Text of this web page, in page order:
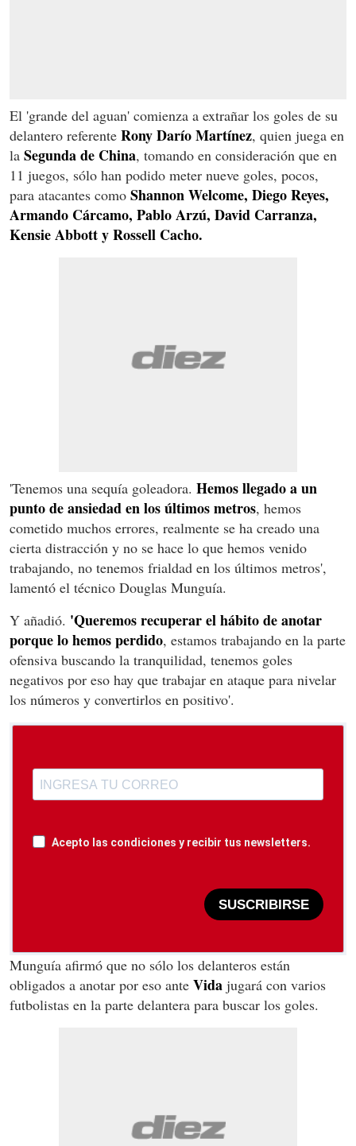
El 'grande del aguan' comienza a extrañar los goles de su
delantero referente Rony Darío Martínez, quien juega en
la Segunda de China, tomando en consideración que en
11 juegos, sólo han podido meter nueve goles, pocos,
para atacantes como Shannon Welcome, Diego Reyes,
Armando Cárcamo, Pablo Arzú, David Carranza,
Kensie Abbott y Rossell Cacho.
'Tenemos una sequía goleadora. Hemos llegado a un
punto de ansiedad en los últimos metros, hemos
cometido muchos errores, realmente se ha creado una
cierta distracción y no se hace lo que hemos venido
trabajando, no tenemos frialdad en los últimos metros',
lamentó el técnico Douglas Munguía.
Y añadió. 'Queremos recuperar el hábito de anotar
porque lo hemos perdido, estamos trabajando en la parte
ofensiva buscando la tranquilidad, tenemos goles
negativos por eso hay que trabajar en ataque para nivelar
los números y convertirlos en positivo'.
Acepto las condiciones y recibir tus newsletters.
SUSCRIBIRSE
Munguía afirmó que no sólo los delanteros están
obligados a anotar por eso ante Vida jugará con varios
futbolistas en la parte delantera para buscar los goles.